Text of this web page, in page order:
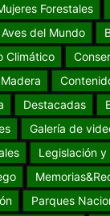
Forestales
Aves del Mundo
Climático
Destacadas
Galería de
Legislación
Parques